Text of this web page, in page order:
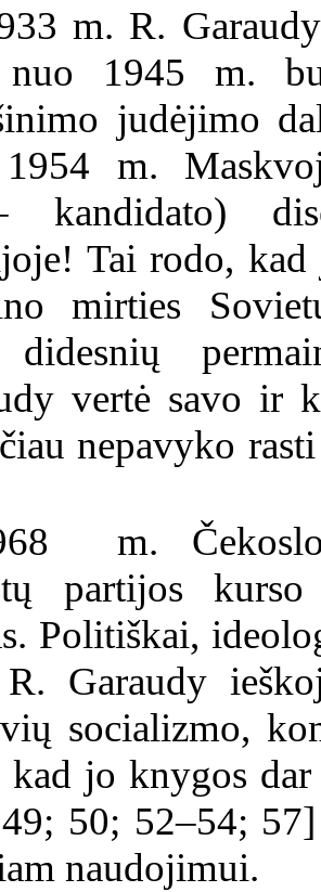
m. R.
nuo 1945 m.
judėjimo
m.
kandidato)
Tai rodo,
mirties
didesnių
vertė savo ir
nepavyko
m.
partijos
Politiškai,
Garaudy
socializmo,
kad jo knygos
50; 52–54;
naudojimui.